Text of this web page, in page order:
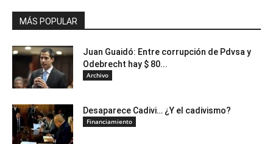
MÁS POPULAR
Juan Guaidó: Entre corrupción de Pdvsa y
Odebrecht hay $ 80...
Archivo
Desaparece Cadivi… ¿Y el cadivismo?
Financiamiento